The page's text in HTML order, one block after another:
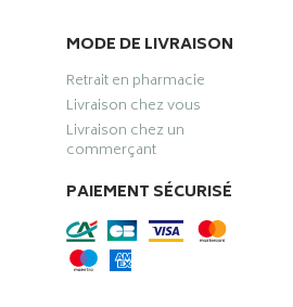
MODE DE LIVRAISON
Retrait en pharmacie
Livraison chez vous
Livraison chez un
commerçant
PAIEMENT SÉCURISÉ